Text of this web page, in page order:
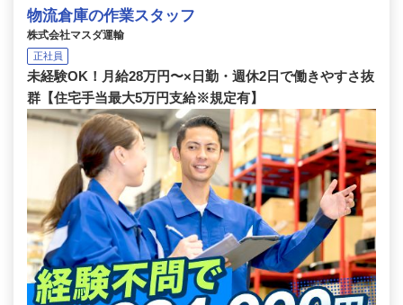
物流倉庫の作業スタッフ
株式会社マスダ運輸
正社員
未経験OK！月給28万円〜×日勤・週休2日で働きやすさ抜
群【住宅手当最大5万円支給※規定有】